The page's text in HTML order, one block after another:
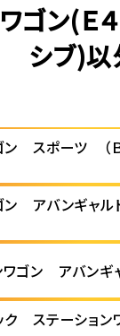
ゴン(
シブ)
ン スポーツ （
ン アバンギャ
ワゴン アバンギ
ステーション